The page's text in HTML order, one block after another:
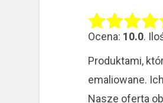
Ocena: 10.0.
Produktami,
emaliowane.
Nasze oferta